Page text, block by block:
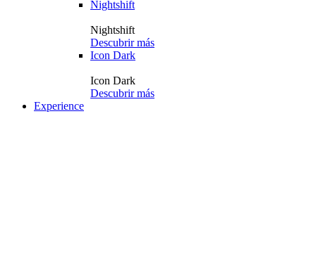
Nightshift
Nightshift
Descubrir más
Icon Dark
Icon Dark
Descubrir más
Experience